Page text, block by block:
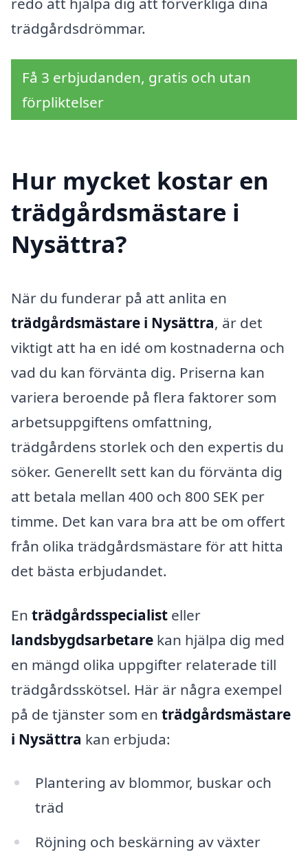
trädgårdsdrömmar.
Få 3 erbjudanden, gratis och utan
förpliktelser
Hur mycket kostar en
trädgårdsmästare i
Nysättra?
När du funderar på att anlita en
trädgårdsmästare i Nysättra, är det
viktigt att ha en idé om kostnaderna och
vad du kan förvänta dig. Priserna kan
variera beroende på flera faktorer som
arbetsuppgiftens omfattning,
trädgårdens storlek och den expertis du
söker. Generellt sett kan du förvänta dig
att betala mellan 400 och 800 SEK per
timme. Det kan vara bra att be om offert
från olika trädgårdsmästare för att hitta
det bästa erbjudandet.
En trädgårdsspecialist eller
landsbygdsarbetare kan hjälpa dig med
en mängd olika uppgifter relaterade till
trädgårdsskötsel. Här är några exempel
på de tjänster som en trädgårdsmästare
i Nysättra kan erbjuda:
Plantering av blommor, buskar och
träd
Röjning och beskärning av växter